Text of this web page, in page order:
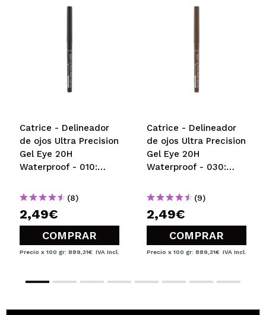
Catrice - Delineador
de ojos Ultra Precision
Gel Eye 20H
Waterproof - 010:
(8)
2,49€
COMPRAR
Precio x 100 gr: 889,31€ IVA Incl.
Catrice - Delineador
de ojos Ultra Precision
Gel Eye 20H
Waterproof - 030:
(9)
2,49€
COMPRAR
Precio x 100 gr: 889,31€ IVA Incl.